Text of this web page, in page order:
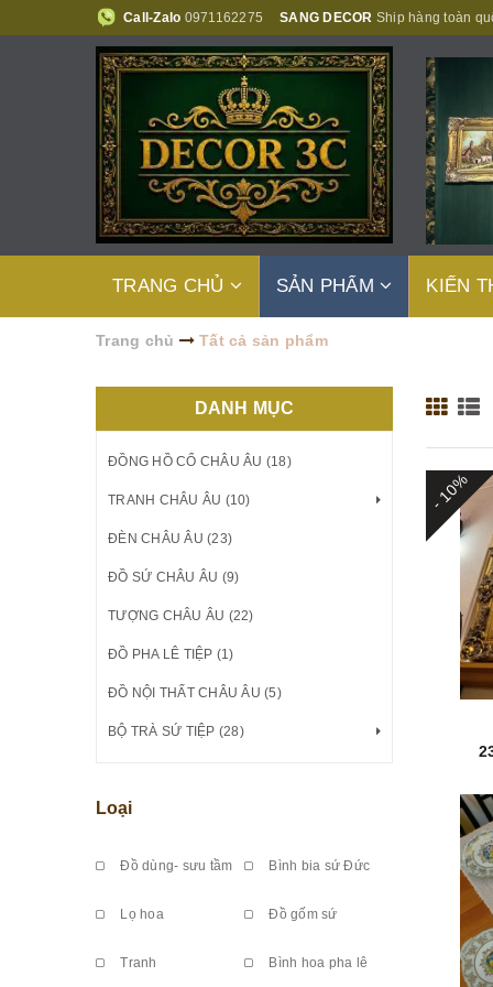
Call-Zalo 0971162275 SANG DECOR Ship hàng toàn
TRANG CHỦ SẢN PHẨM KIẾN
Trang chủ Tất cả sản phẩm
- 10%
DANH MỤC
ĐỒNG HỒ CỔ CHÂU ÂU (18)
TRANH CHÂU ÂU (10)
ĐÈN CHÂU ÂU (23)
ĐỒ SỨ CHÂU ÂU (9)
TƯỢNG CHÂU ÂU (22)
ĐỒ PHA LÊ TIỆP (1)
ĐỒ NỘI THẤT CHÂU ÂU (5)
BỘ TRÀ SỨ TIỆP (28)
Loại
Đồ dùng- sưu tầm Bình bia sứ Đức
Lọ hoa Đồ gốm sứ
Tranh Bình hoa pha lê